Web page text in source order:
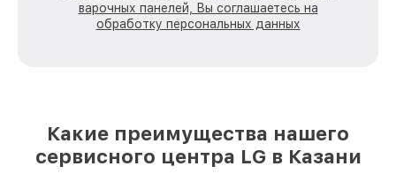
варочных панелей, Вы соглашаетесь на
обработку персональных данных
Какие преимущества нашего
сервисного центра LG в Казани